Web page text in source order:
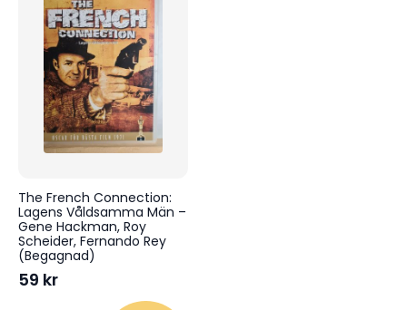
The French Connection:
Lagens Våldsamma Män –
Gene Hackman, Roy
Scheider, Fernando Rey
(Begagnad)
59 kr